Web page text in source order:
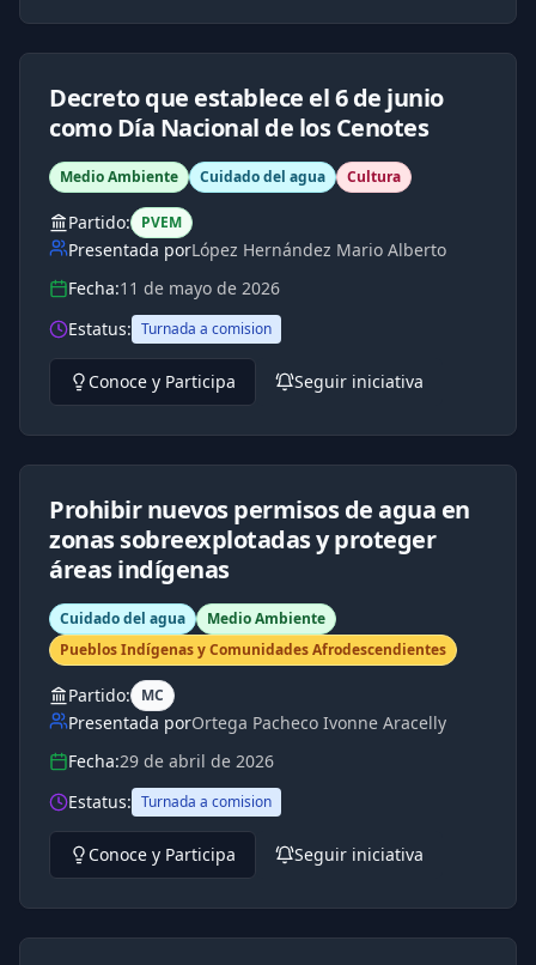
Decreto que establece el 6 de junio
como Día Nacional de los Cenotes
Medio Ambiente Cuidado del agua Cultura
Partido: PVEM
Presentada porLópez Hernández Mario Alberto
Fecha:11 de mayo de 2026
Estatus: Turnada a comision
Conoce y Participa Seguir iniciativa
Prohibir nuevos permisos de agua en
zonas sobreexplotadas y proteger
áreas indígenas
Cuidado del agua
Medio Ambiente
Pueblos Indígenas y Comunidades Afrodescendientes
Partido: MC
Presentada porOrtega Pacheco Ivonne Aracelly
Fecha:29 de abril de 2026
Estatus: Turnada a comision
Conoce y Participa Seguir iniciativa